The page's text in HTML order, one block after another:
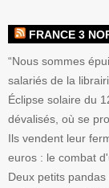
FRANCE 3
“Nous sommes
salariés de la
Éclipse solaire du
dévalisés, où se
Ils vendent leur
euros : le combat
Deux petits